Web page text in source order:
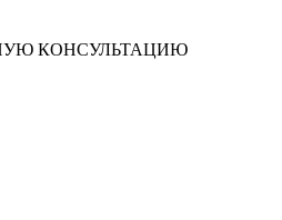
КОНСУЛЬТАЦИЮ